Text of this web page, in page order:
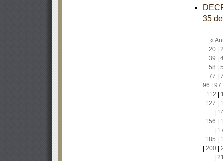
35
«
20|
39
58
77
96
97
112
127
156
185
200|